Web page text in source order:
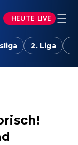
HEUTE LIVE
2. Liga